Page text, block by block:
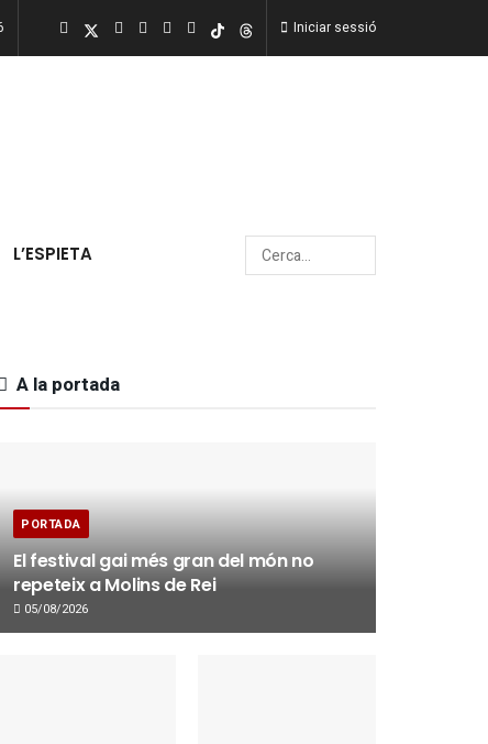
Iniciar sessió
L’ESPIETA
A la portada
PORTADA
El festival gai més gran del món no
repeteix a Molins de Rei
05/08/2026